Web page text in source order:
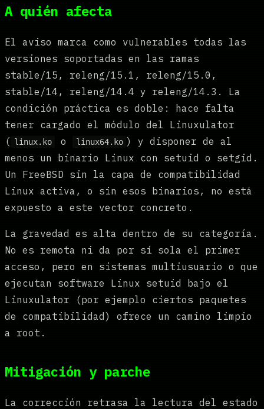
A quién afecta
El aviso marca como vulnerables todas las
versiones soportadas en las ramas
stable/15, releng/15.1, releng/15.0,
stable/14, releng/14.4 y releng/14.3. La
condición práctica es doble: hace falta
tener cargado el módulo del Linuxulator
( linux.ko o linux64.ko ) y disponer de al
menos un binario Linux con setuid o setgid.
Un FreeBSD sin la capa de compatibilidad
Linux activa, o sin esos binarios, no está
expuesto a este vector concreto.
La gravedad es alta dentro de su categoría.
No es remota ni da por sí sola el primer
acceso, pero en sistemas multiusuario o que
ejecutan software Linux setuid bajo el
Linuxulator (por ejemplo ciertos paquetes
de compatibilidad) ofrece un camino limpio
a root.
Mitigación y parche
La corrección retrasa la lectura del estado